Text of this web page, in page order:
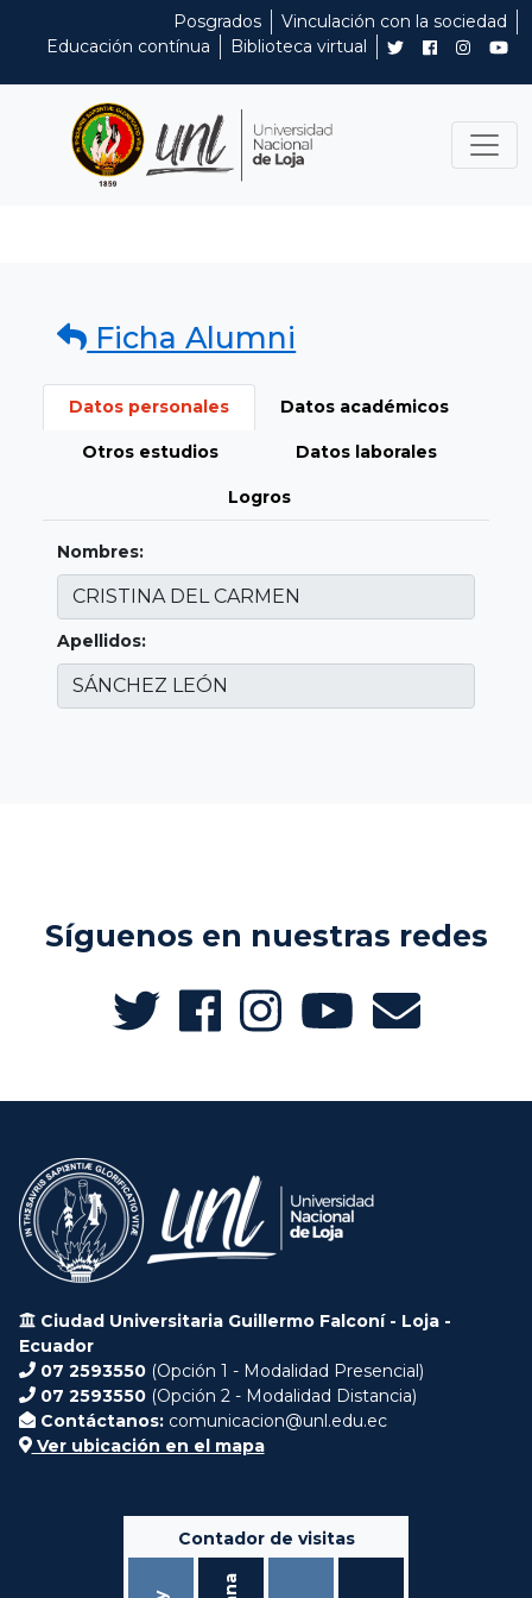
Posgrados
Vinculación con la sociedad
Educación contínua
Biblioteca virtual
Ficha Alumni
Datos personales Datos académicos
Otros estudios Datos laborales
Logros
Nombres:
Apellidos:
Síguenos en nuestras redes
Ciudad Universitaria Guillermo Falconí - Loja -
Ecuador
07 2593550 (Opción 1 - Modalidad Presencial)
07 2593550 (Opción 2 - Modalidad Distancia)
Contáctanos: comunicacion@unl.edu.ec
Ver ubicación en el mapa
Contador de visitas